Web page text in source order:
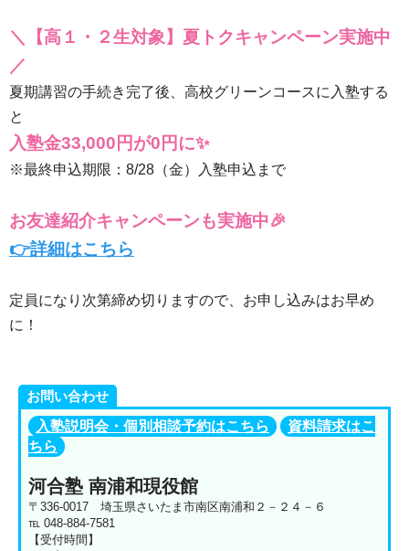
＼【高１・２生対象】夏トクキャンペーン実施中
／
夏期講習の手続き完了後、高校グリーンコースに入塾する
と
入塾金33,000円が0円に✨
※最終申込期限：8/28（金）入塾申込まで
お友達紹介キャンペーンも実施中🎉
👉詳細はこちら
定員になり次第締め切りますので、お申し込みはお早め
に！
お問い合わせ
入塾説明会・個別相談予約はこちら
資料請求はこ
ちら
河合塾 南浦和現役館
〒336-0017 埼玉県さいたま市南区南浦和２－２４－６
℡ 048-884-7581
【受付時間】